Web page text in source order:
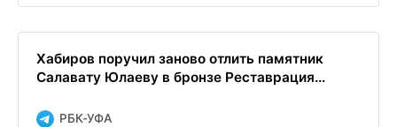
Хабиров поручил заново отлить памятник
Салавату Юлаеву в бронзе Реставрация...
РБК-УФА